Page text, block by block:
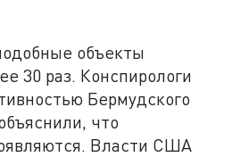
объекты
30 раз. Конспирологи
Бермудского
что
Власти США